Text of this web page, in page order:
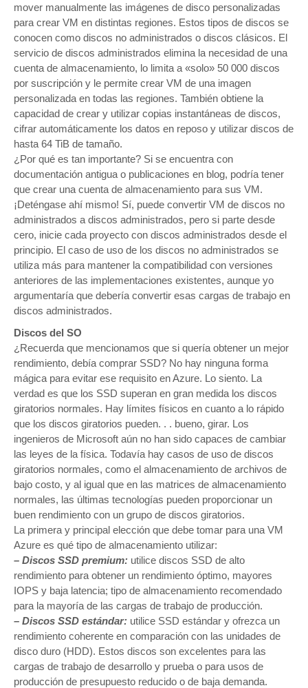
mover manualmente las imágenes de disco personalizadas
para crear VM en distintas regiones. Estos tipos de discos se
conocen como discos no administrados o discos clásicos. El
servicio de discos administrados elimina la necesidad de una
cuenta de almacenamiento, lo limita a «solo» 50 000 discos
por suscripción y le permite crear VM de una imagen
personalizada en todas las regiones. También obtiene la
capacidad de crear y utilizar copias instantáneas de discos,
cifrar automáticamente los datos en reposo y utilizar discos de
hasta 64 TiB de tamaño.
¿Por qué es tan importante? Si se encuentra con
documentación antigua o publicaciones en blog, podría tener
que crear una cuenta de almacenamiento para sus VM.
¡Deténgase ahí mismo! Sí, puede convertir VM de discos no
administrados a discos administrados, pero si parte desde
cero, inicie cada proyecto con discos administrados desde el
principio. El caso de uso de los discos no administrados se
utiliza más para mantener la compatibilidad con versiones
anteriores de las implementaciones existentes, aunque yo
argumentaría que debería convertir esas cargas de trabajo en
discos administrados.
Discos del SO
¿Recuerda que mencionamos que si quería obtener un mejor
rendimiento, debía comprar SSD? No hay ninguna forma
mágica para evitar ese requisito en Azure. Lo siento. La
verdad es que los SSD superan en gran medida los discos
giratorios normales. Hay límites físicos en cuanto a lo rápido
que los discos giratorios pueden. . . bueno, girar. Los
ingenieros de Microsoft aún no han sido capaces de cambiar
las leyes de la física. Todavía hay casos de uso de discos
giratorios normales, como el almacenamiento de archivos de
bajo costo, y al igual que en las matrices de almacenamiento
normales, las últimas tecnologías pueden proporcionar un
buen rendimiento con un grupo de discos giratorios.
La primera y principal elección que debe tomar para una VM
Azure es qué tipo de almacenamiento utilizar:
– Discos SSD premium: utilice discos SSD de alto
rendimiento para obtener un rendimiento óptimo, mayores
IOPS y baja latencia; tipo de almacenamiento recomendado
para la mayoría de las cargas de trabajo de producción.
– Discos SSD estándar: utilice SSD estándar y ofrezca un
rendimiento coherente en comparación con las unidades de
disco duro (HDD). Estos discos son excelentes para las
cargas de trabajo de desarrollo y prueba o para usos de
producción de presupuesto reducido o de baja demanda.